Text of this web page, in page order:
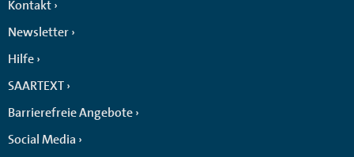
Kontakt
Newsletter
Hilfe
SAARTEXT
Barrierefreie Angebote
Social Media